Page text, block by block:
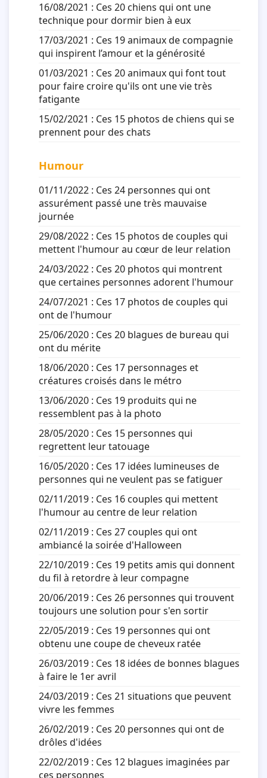
16/08/2021 : Ces 20 chiens qui ont une
technique pour dormir bien à eux
17/03/2021 : Ces 19 animaux de compagnie
qui inspirent l’amour et la générosité
01/03/2021 : Ces 20 animaux qui font tout
pour faire croire qu'ils ont une vie très
fatigante
15/02/2021 : Ces 15 photos de chiens qui se
prennent pour des chats
Humour
01/11/2022 : Ces 24 personnes qui ont
assurément passé une très mauvaise
journée
29/08/2022 : Ces 15 photos de couples qui
mettent l'humour au cœur de leur relation
24/03/2022 : Ces 20 photos qui montrent
que certaines personnes adorent l'humour
24/07/2021 : Ces 17 photos de couples qui
ont de l'humour
25/06/2020 : Ces 20 blagues de bureau qui
ont du mérite
18/06/2020 : Ces 17 personnages et
créatures croisés dans le métro
13/06/2020 : Ces 19 produits qui ne
ressemblent pas à la photo
28/05/2020 : Ces 15 personnes qui
regrettent leur tatouage
16/05/2020 : Ces 17 idées lumineuses de
personnes qui ne veulent pas se fatiguer
02/11/2019 : Ces 16 couples qui mettent
l'humour au centre de leur relation
02/11/2019 : Ces 27 couples qui ont
ambiancé la soirée d'Halloween
22/10/2019 : Ces 19 petits amis qui donnent
du fil à retordre à leur compagne
20/06/2019 : Ces 26 personnes qui trouvent
toujours une solution pour s'en sortir
22/05/2019 : Ces 19 personnes qui ont
obtenu une coupe de cheveux ratée
26/03/2019 : Ces 18 idées de bonnes blagues
à faire le 1er avril
24/03/2019 : Ces 21 situations que peuvent
vivre les femmes
26/02/2019 : Ces 20 personnes qui ont de
drôles d'idées
22/02/2019 : Ces 12 blagues imaginées par
ces personnes